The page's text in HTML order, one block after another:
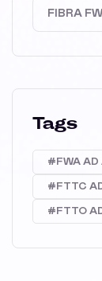
FIBRA
Tags
#FWA AD
#FTTC
#FTTO